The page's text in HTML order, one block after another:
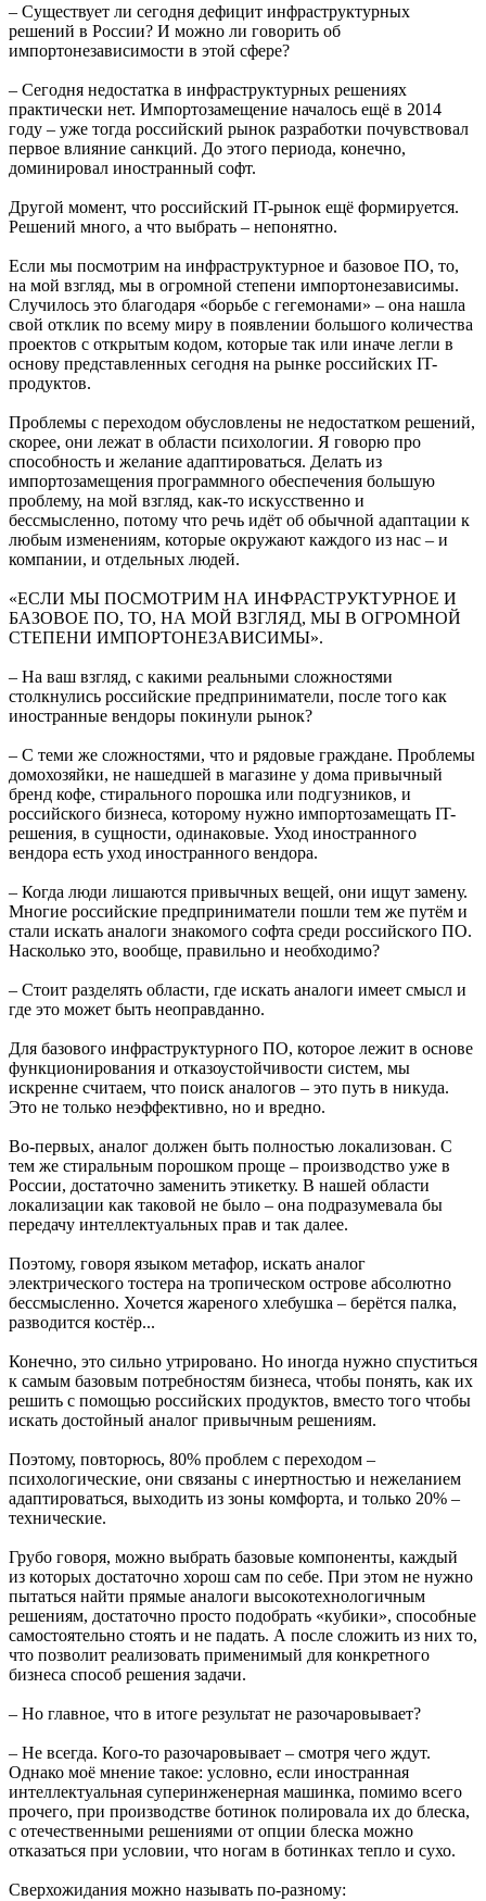
– Существует ли сегодня дефицит инфраструктурных
решений в России? И можно ли говорить об
импортонезависимости в этой сфере?
– Сегодня недостатка в инфраструктурных решениях
практически нет. Импортозамещение началось ещё в 2014
году – уже тогда российский рынок разработки почувствовал
первое влияние санкций. До этого периода, конечно,
доминировал иностранный софт.
Другой момент, что российский IT-рынок ещё формируется.
Решений много, а что выбрать – непонятно.
Если мы посмотрим на инфраструктурное и базовое ПО, то,
на мой взгляд, мы в огромной степени импортонезависимы.
Случилось это благодаря «борьбе с гегемонами» – она нашла
свой отклик по всему миру в появлении большого количества
проектов с открытым кодом, которые так или иначе легли в
основу представленных сегодня на рынке российских IT-
продуктов.
Проблемы с переходом обусловлены не недостатком решений,
скорее, они лежат в области психологии. Я говорю про
способность и желание адаптироваться. Делать из
импортозамещения программного обеспечения большую
проблему, на мой взгляд, как-то искусственно и
бессмысленно, потому что речь идёт об обычной адаптации к
любым изменениям, которые окружают каждого из нас – и
компании, и отдельных людей.
«ЕСЛИ МЫ ПОСМОТРИМ НА ИНФРАСТРУКТУРНОЕ И
БАЗОВОЕ ПО, ТО, НА МОЙ ВЗГЛЯД, МЫ В ОГРОМНОЙ
СТЕПЕНИ ИМПОРТОНЕЗАВИСИМЫ».
– На ваш взгляд, с какими реальными сложностями
столкнулись российские предприниматели, после того как
иностранные вендоры покинули рынок?
– С теми же сложностями, что и рядовые граждане. Проблемы
домохозяйки, не нашедшей в магазине у дома привычный
бренд кофе, стирального порошка или подгузников, и
российского бизнеса, которому нужно импортозамещать IT-
решения, в сущности, одинаковые. Уход иностранного
вендора есть уход иностранного вендора.
– Когда люди лишаются привычных вещей, они ищут замену.
Многие российские предприниматели пошли тем же путём и
стали искать аналоги знакомого софта среди российского ПО.
Насколько это, вообще, правильно и необходимо?
– Стоит разделять области, где искать аналоги имеет смысл и
где это может быть неоправданно.
Для базового инфраструктурного ПО, которое лежит в основе
функционирования и отказоустойчивости систем, мы
искренне считаем, что поиск аналогов – это путь в никуда.
Это не только неэффективно, но и вредно.
Во-первых, аналог должен быть полностью локализован. С
тем же стиральным порошком проще – производство уже в
России, достаточно заменить этикетку. В нашей области
локализации как таковой не было – она подразумевала бы
передачу интеллектуальных прав и так далее.
Поэтому, говоря языком метафор, искать аналог
электрического тостера на тропическом острове абсолютно
бессмысленно. Хочется жареного хлебушка – берётся палка,
разводится костёр...
Конечно, это сильно утрировано. Но иногда нужно спуститься
к самым базовым потребностям бизнеса, чтобы понять, как их
решить с помощью российских продуктов, вместо того чтобы
искать достойный аналог привычным решениям.
Поэтому, повторюсь, 80% проблем с переходом –
психологические, они связаны с инертностью и нежеланием
адаптироваться, выходить из зоны комфорта, и только 20% –
технические.
Грубо говоря, можно выбрать базовые компоненты, каждый
из которых достаточно хорош сам по себе. При этом не нужно
пытаться найти прямые аналоги высокотехнологичным
решениям, достаточно просто подобрать «кубики», способные
самостоятельно стоять и не падать. А после сложить из них то,
что позволит реализовать применимый для конкретного
бизнеса способ решения задачи.
– Но главное, что в итоге результат не разочаровывает?
– Не всегда. Кого-то разочаровывает – смотря чего ждут.
Однако моё мнение такое: условно, если иностранная
интеллектуальная суперинженерная машинка, помимо всего
прочего, при производстве ботинок полировала их до блеска,
с отечественными решениями от опции блеска можно
отказаться при условии, что ногам в ботинках тепло и сухо.
Сверхожидания можно называть по-разному: